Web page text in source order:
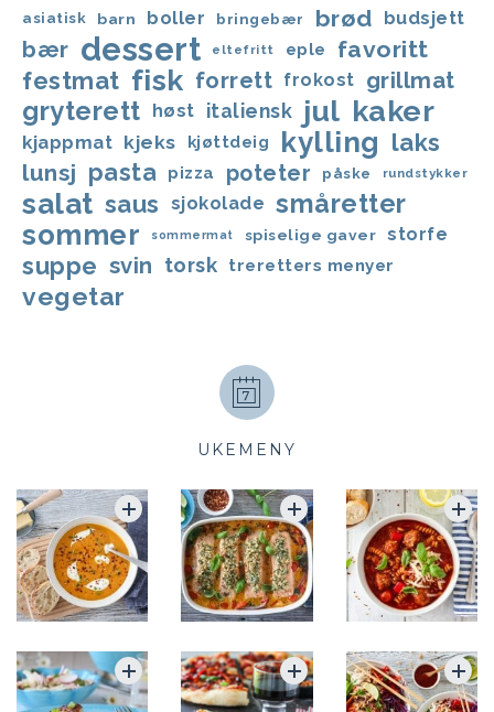
asiatisk barn boller bringebær brød budsjett
bær dessert eltefritt eple favoritt
festmat fisk forrett frokost grillmat
gryterett høst italiensk jul kaker
kjappmat kjeks kjøttdeig kylling laks
lunsj pasta pizza poteter påske rundstykker
salat saus sjokolade småretter
sommer sommermat spiselige gaver storfe
suppe svin torsk treretters menyer
vegetar
UKEMENY